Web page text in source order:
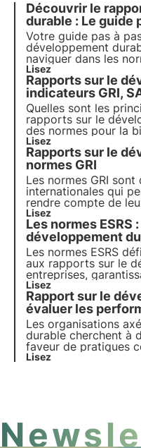
Découvrir le
durable : Le guide
Votre guide pas à
développement
naviguer dans les
stratégies réussies
responsable.
de développement
Lisez
Rapports sur le
indicateurs GRI,
Quelles sont les
rapports sur le
des normes pour la
normes GRI, SASB et
Apprenez-en plus
l'académie
professionnels du
Lisez
Rapports sur le
normes GRI
Les normes GRI
internationales qui
rendre compte de
développement
comparable.
fonctionnement, leur
norme GRI 101 -
Lisez
Les normes ESRS
développement
Les normes ESRS
aux rapports sur le
entreprises,
conformité
Découvrez dans cet
comment elles
Lisez
Rapport sur le
évaluer les
Les organisations
durable cherchent à
faveur de pratiques
transparentes. À
Lisez